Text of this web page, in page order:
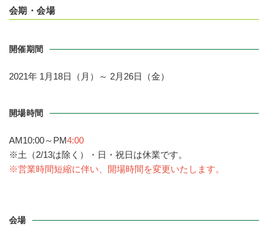
会期・会場
開催期間
2021年 1月18日（月）～ 2月26日（金）
開場時間
AM10:00～PM4:00
※土（2/13は除く）・日・祝日は休業です。
※営業時間短縮に伴い 、開場時間を変更いたします。
会場